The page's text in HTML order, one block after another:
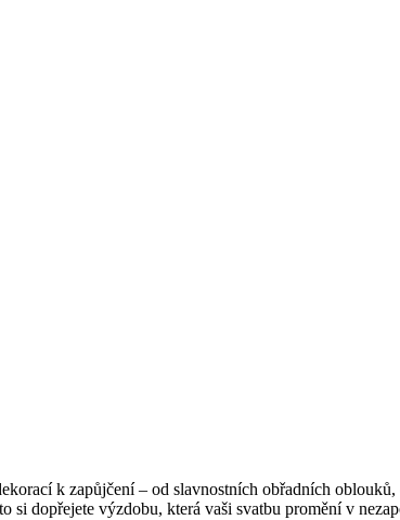
k zapůjčení – od slavnostních obřadních
dopřejete výzdobu, která vaši svatbu promění v